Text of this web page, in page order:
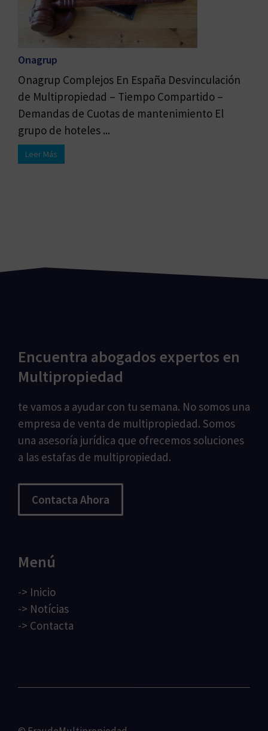
Onagrup
Onagrup Complejos En España Desvinculación
de Multipropiedad – Tiempo Compartido –
Demandas de Cuotas de mantenimiento El
grupo de hoteles ...
Leer Más
Encuentra abogados expertos en
Multipropiedad
te vamos a ayudar con tu semana. No somos una
empresa de venta de multipropiedad. Somos
una asesoría jurídica que ofrecemos soluciones
a las estafas de multipropiedad.
Contacta Ahora
Menú
-> Inicio
-> Notícias
-> Contacta